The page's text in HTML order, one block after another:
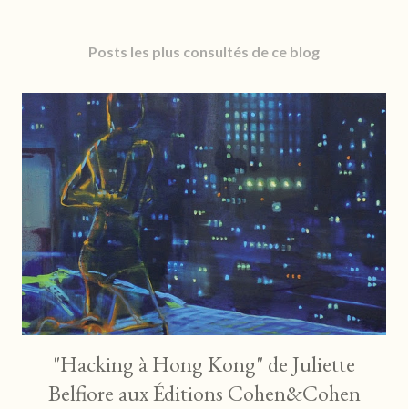
Posts les plus consultés de ce blog
"Hacking à Hong Kong" de Juliette
Belfiore aux Éditions Cohen&Cohen